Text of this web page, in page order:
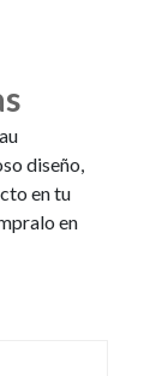
diseño,
en tu
en